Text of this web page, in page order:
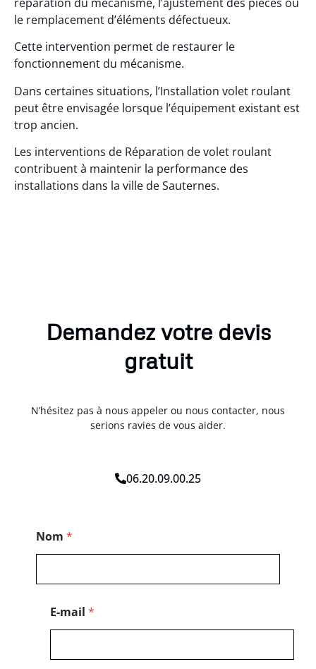
le remplacement d’éléments défectueux.
Cette intervention permet de restaurer le
fonctionnement du mécanisme.
Dans certaines situations, l’Installation volet roulant
peut être envisagée lorsque l’équipement existant est
trop ancien.
Les interventions de Réparation de volet roulant
contribuent à maintenir la performance des
installations dans la ville de Sauternes.
Demandez votre devis
gratuit
N’hésitez pas à nous appeler ou nous contacter, nous
serions ravies de vous aider.
06.20.09.00.25
Nom *
o
e
E-mail *